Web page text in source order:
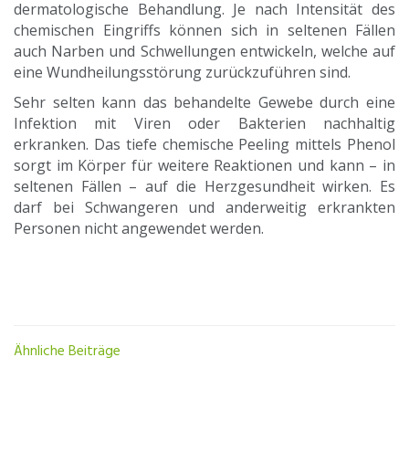
dermatologische Behandlung. Je nach Intensität des
chemischen Eingriffs können sich in seltenen Fällen
auch Narben und Schwellungen entwickeln, welche auf
eine Wundheilungsstörung zurückzuführen sind.
Sehr selten kann das behandelte Gewebe durch eine
Infektion mit Viren oder Bakterien nachhaltig
erkranken. Das tiefe chemische Peeling mittels Phenol
sorgt im Körper für weitere Reaktionen und kann – in
seltenen Fällen – auf die Herzgesundheit wirken. Es
darf bei Schwangeren und anderweitig erkrankten
Personen nicht angewendet werden.
Ähnliche Beiträge